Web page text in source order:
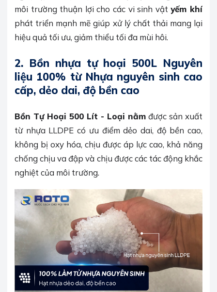
môi trường thuận lợi cho các vi sinh vậtyếm khí
phát triển mạnh mẽ giúp xử lý chất thải mang lại
hiệu quả tối ưu, giảm thiểu tối đa mùi hôi.
2. Bồn nhựa tự hoại 500L Nguyên
liệu 100% từ Nhựa nguyên sinh cao
cấp, dẻo dai, độ bền cao
Bồn Tự Hoại 500 Lít - Loại nằm được sản xuất
từ nhựa LLDPE có ưu điểm dẻo dai, độ bền cao,
không bị oxy hóa, chịu được áp lực cao, khả năng
chống chịu va đập và chịu được các tác động khắc
nghiệt của môi trường.